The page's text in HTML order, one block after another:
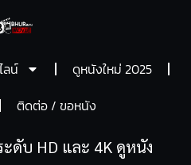
ลน์
ดูหนังใหม่ 2025
ติดต่อ / ขอหนัง
ดับ HD และ 4K ดูหนัง